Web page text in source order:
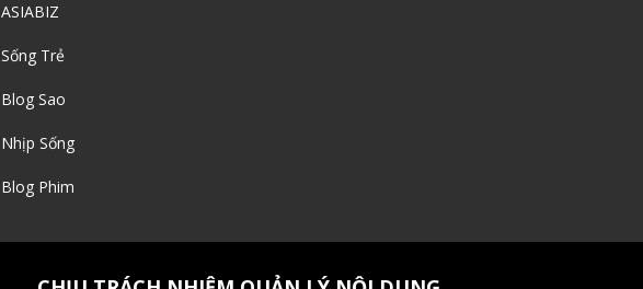
ASIABIZ
Sống Trẻ
Blog Sao
Nhịp Sống
Blog Phim